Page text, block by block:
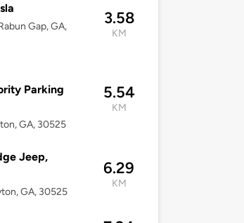
Gap, GA,
3.58
KM
Parking
GA, 30525
5.54
KM
Jeep,
GA, 30525
6.29
KM